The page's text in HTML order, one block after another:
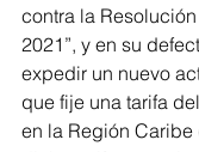
contra la
2021”, y en su
expedir un nuevo
que fije una tarifa
en la Región Caribe